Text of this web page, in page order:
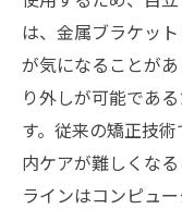
は、金属ブラケッ
が気になることが
り外しが可能であ
す。従来の矯正技
内ケアが難しくな
ラインはコンピュ